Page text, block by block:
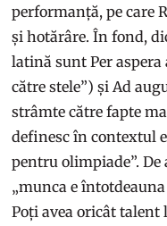
performanță, pe care
și hotărâre. În fond,
latină sunt Per aspera
către stele”) și Ad
strâmte către fapte
definesc în contextul
pentru olimpiade”. De
„munca e
Poți avea oricât